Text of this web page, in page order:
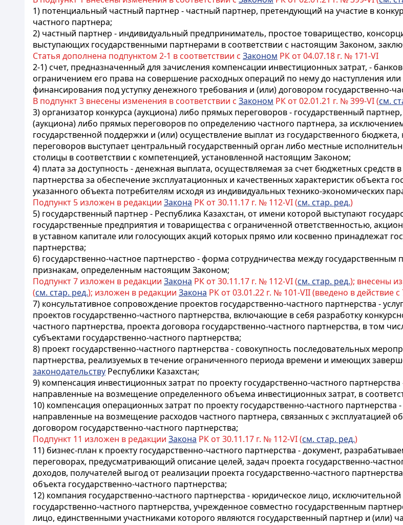
1) потенциальный частный партнер - частный партнер, претендующий на участие в
частного партнера;
2) частный партнер - индивидуальный предприниматель, простое товарищество,
выступающих государственными партнерами в соответствии с настоящим Законом,
Статья дополнена подпунктом 2-1 в соответствии с Законом РК от 04.07.18 г. № 171-VI
2-1) счет, предназначенный для зачисления компенсации инвестиционных затрат, -
ограничением его права на совершение расходных операций по нему до наступления
финансирования под уступку денежного требования и (или) договором государственно-
В подпункт 3 внесены изменения в соответствии с Законом РК от 02.01.21 г. № 399-VI (см.
3) организатор конкурса (аукциона) либо прямых переговоров - государственный
(аукциона) либо прямых переговоров по определению частного партнера, за
государственной поддержки и (или) осуществление выплат из государственного
переговоров выступает центральный государственный орган либо местные
столицы в соответствии с компетенцией, установленной настоящим Законом;
4) плата за доступность - денежная выплата, осуществляемая за счет бюджетных средств
партнерства за обеспечение эксплуатационных и качественных характеристик объекта
указанного объекта потребителям исходя из индивидуальных технико-экономических
Подпункт 5 изложен в редакции Закона РК от 30.11.17 г. № 112-VI (см. стар. ред.)
5) государственный партнер - Республика Казахстан, от имени которой выступают
государственные предприятия и товарищества с ограниченной ответственностью,
в уставном капитале или голосующих акций которых прямо или косвенно принадлежат
партнерства;
6) государственно-частное партнерство - форма сотрудничества между
признакам, определенным настоящим Законом;
Подпункт 7 изложен в редакции Закона РК от 30.11.17 г. № 112-VI (см. стар. ред.); внесены
(см. стар. ред.); изложен в редакции Закона РК от 03.01.22 г. № 101-VII (введено в действие с
7) консультативное сопровождение проектов государственно-частного партнерства -
проектов государственно-частного партнерства, включающие в себя разработку
частного партнерства, проекта договора государственно-частного партнерства, в том
субъектами государственно-частного партнерства;
8) проект государственно-частного партнерства - совокупность последовательных
партнерства, реализуемых в течение ограниченного периода времени и имеющих
законодательству Республики Казахстан;
9) компенсация инвестиционных затрат по проекту государственно-частного
направленные на возмещение определенного объема инвестиционных затрат, в
10) компенсация операционных затрат по проекту государственно-частного
направленные на возмещение расходов частного партнера, связанных с эксплуатацией
договором государственно-частного партнерства;
Подпункт 11 изложен в редакции Закона РК от 30.11.17 г. № 112-VI (см. стар. ред.)
11) бизнес-план к проекту государственно-частного партнерства - документ,
переговорах, предусматривающий описание целей, задач проекта государственно-
доходов, получателей выгод от реализации проекта государственно-частного
объекта государственно-частного партнерства;
12) компания государственно-частного партнерства - юридическое лицо,
государственно-частного партнерства, учрежденное совместно государственным
лицо, единственными участниками которого являются государственный партнер и (или)